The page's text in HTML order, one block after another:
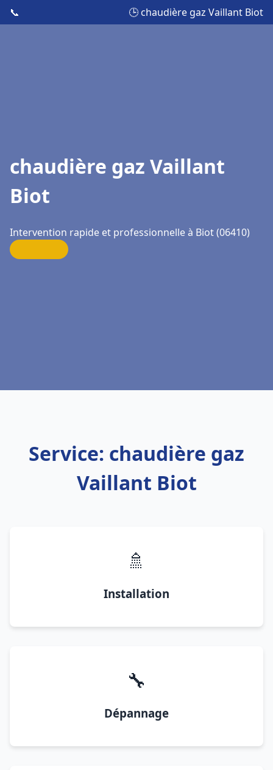
📞 🕒 chaudière gaz Vaillant Biot
chaudière gaz Vaillant
Biot
Intervention rapide et professionnelle à Biot (06410)
Service: chaudière gaz
Vaillant Biot
🚿
Installation
🔧
Dépannage